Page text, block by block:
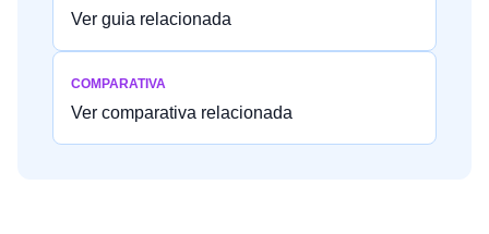
Ver guia relacionada
COMPARATIVA
Ver comparativa relacionada